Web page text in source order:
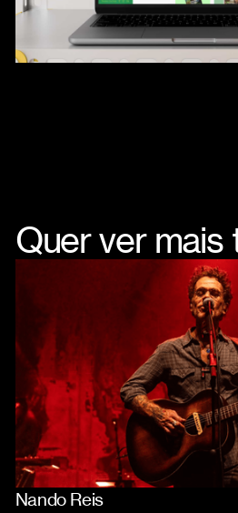
Quer ver mais
Nando Reis